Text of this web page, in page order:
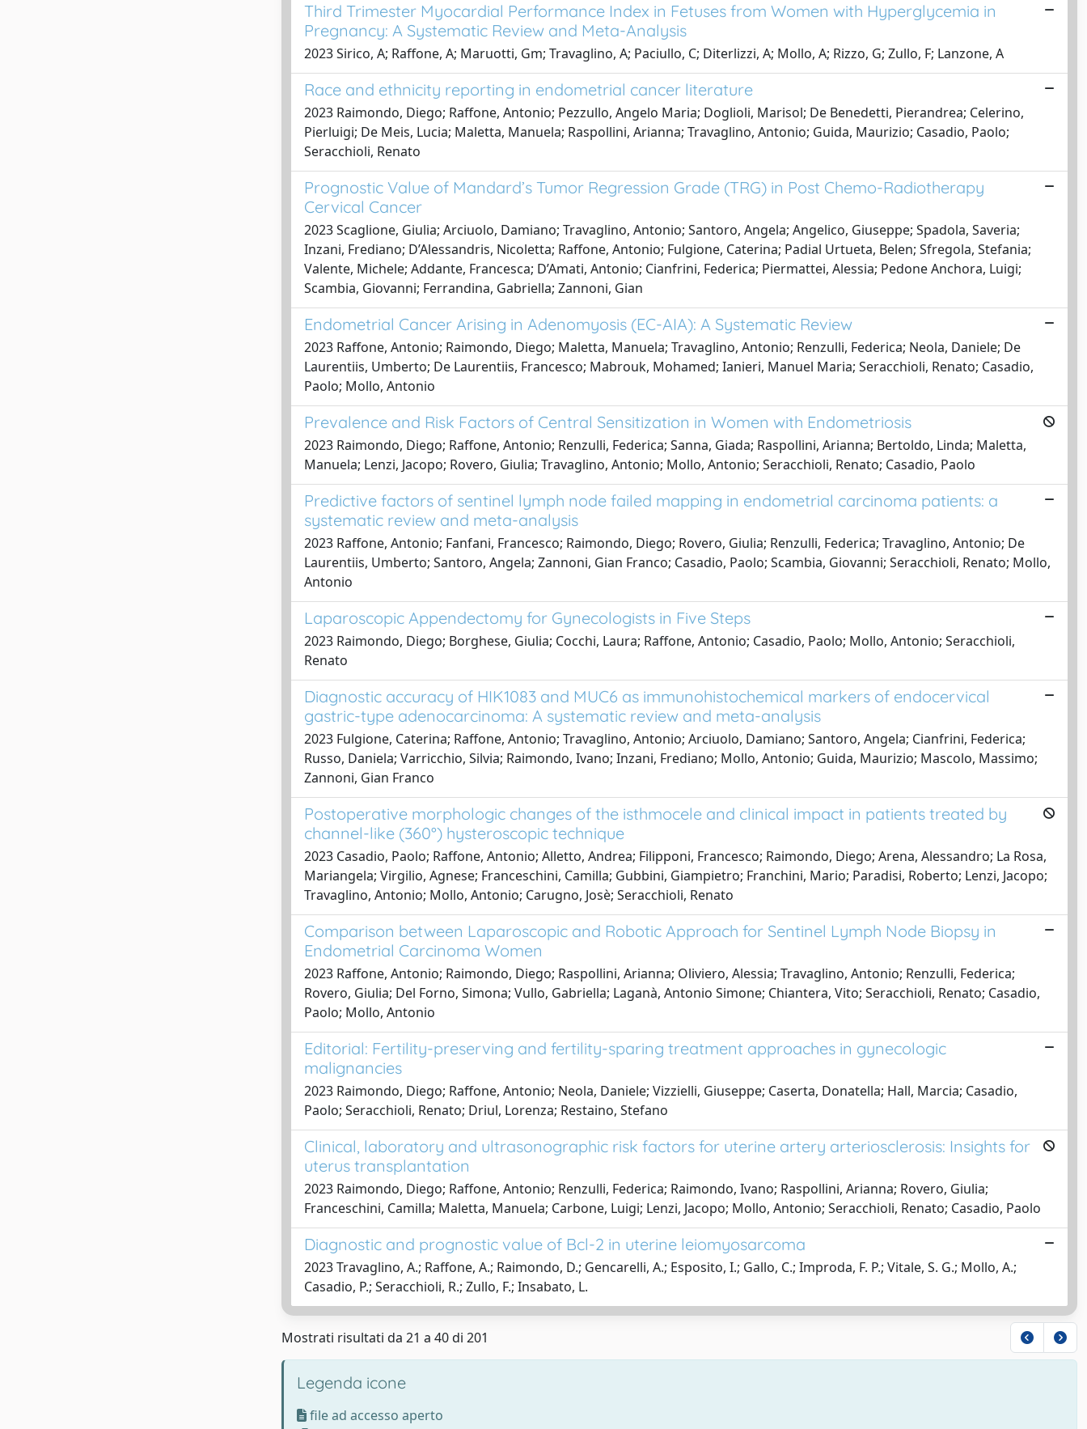
Third Trimester Myocardial Performance Index in Fetuses from Women with Hyperglycemia in
Pregnancy: A Systematic Review and Meta-Analysis
2023 Sirico, A; Raffone, A; Maruotti, Gm; Travaglino, A; Paciullo, C; Diterlizzi, A; Mollo, A; Rizzo, G; Zullo, F; Lanzone, A
Race and ethnicity reporting in endometrial cancer literature
2023 Raimondo, Diego; Raffone, Antonio; Pezzullo, Angelo Maria; Doglioli, Marisol; De Benedetti, Pierandrea; Celerino,
Pierluigi; De Meis, Lucia; Maletta, Manuela; Raspollini, Arianna; Travaglino, Antonio; Guida, Maurizio; Casadio, Paolo;
Seracchioli, Renato
Prognostic Value of Mandard’s Tumor Regression Grade (TRG) in Post Chemo-Radiotherapy
Cervical Cancer
2023 Scaglione, Giulia; Arciuolo, Damiano; Travaglino, Antonio; Santoro, Angela; Angelico, Giuseppe; Spadola, Saveria;
Inzani, Frediano; D’Alessandris, Nicoletta; Raffone, Antonio; Fulgione, Caterina; Padial Urtueta, Belen; Sfregola, Stefania;
Valente, Michele; Addante, Francesca; D’Amati, Antonio; Cianfrini, Federica; Piermattei, Alessia; Pedone Anchora, Luigi;
Scambia, Giovanni; Ferrandina, Gabriella; Zannoni, Gian
Endometrial Cancer Arising in Adenomyosis (EC-AIA): A Systematic Review
2023 Raffone, Antonio; Raimondo, Diego; Maletta, Manuela; Travaglino, Antonio; Renzulli, Federica; Neola, Daniele; De
Laurentiis, Umberto; De Laurentiis, Francesco; Mabrouk, Mohamed; Ianieri, Manuel Maria; Seracchioli, Renato; Casadio,
Paolo; Mollo, Antonio
Prevalence and Risk Factors of Central Sensitization in Women with Endometriosis
2023 Raimondo, Diego; Raffone, Antonio; Renzulli, Federica; Sanna, Giada; Raspollini, Arianna; Bertoldo, Linda; Maletta,
Manuela; Lenzi, Jacopo; Rovero, Giulia; Travaglino, Antonio; Mollo, Antonio; Seracchioli, Renato; Casadio, Paolo
Predictive factors of sentinel lymph node failed mapping in endometrial carcinoma patients: a
systematic review and meta-analysis
2023 Raffone, Antonio; Fanfani, Francesco; Raimondo, Diego; Rovero, Giulia; Renzulli, Federica; Travaglino, Antonio; De
Laurentiis, Umberto; Santoro, Angela; Zannoni, Gian Franco; Casadio, Paolo; Scambia, Giovanni; Seracchioli, Renato; Mollo,
Antonio
Laparoscopic Appendectomy for Gynecologists in Five Steps
2023 Raimondo, Diego; Borghese, Giulia; Cocchi, Laura; Raffone, Antonio; Casadio, Paolo; Mollo, Antonio; Seracchioli,
Renato
Diagnostic accuracy of HIK1083 and MUC6 as immunohistochemical markers of endocervical
gastric-type adenocarcinoma: A systematic review and meta-analysis
2023 Fulgione, Caterina; Raffone, Antonio; Travaglino, Antonio; Arciuolo, Damiano; Santoro, Angela; Cianfrini, Federica;
Russo, Daniela; Varricchio, Silvia; Raimondo, Ivano; Inzani, Frediano; Mollo, Antonio; Guida, Maurizio; Mascolo, Massimo;
Zannoni, Gian Franco
Postoperative morphologic changes of the isthmocele and clinical impact in patients treated by
channel-like (360°) hysteroscopic technique
2023 Casadio, Paolo; Raffone, Antonio; Alletto, Andrea; Filipponi, Francesco; Raimondo, Diego; Arena, Alessandro; La Rosa,
Mariangela; Virgilio, Agnese; Franceschini, Camilla; Gubbini, Giampietro; Franchini, Mario; Paradisi, Roberto; Lenzi, Jacopo;
Travaglino, Antonio; Mollo, Antonio; Carugno, Josè; Seracchioli, Renato
Comparison between Laparoscopic and Robotic Approach for Sentinel Lymph Node Biopsy in
Endometrial Carcinoma Women
2023 Raffone, Antonio; Raimondo, Diego; Raspollini, Arianna; Oliviero, Alessia; Travaglino, Antonio; Renzulli, Federica;
Rovero, Giulia; Del Forno, Simona; Vullo, Gabriella; Laganà, Antonio Simone; Chiantera, Vito; Seracchioli, Renato; Casadio,
Paolo; Mollo, Antonio
Editorial: Fertility-preserving and fertility-sparing treatment approaches in gynecologic
malignancies
2023 Raimondo, Diego; Raffone, Antonio; Neola, Daniele; Vizzielli, Giuseppe; Caserta, Donatella; Hall, Marcia; Casadio,
Paolo; Seracchioli, Renato; Driul, Lorenza; Restaino, Stefano
Clinical, laboratory and ultrasonographic risk factors for uterine artery arteriosclerosis: Insights for
uterus transplantation
2023 Raimondo, Diego; Raffone, Antonio; Renzulli, Federica; Raimondo, Ivano; Raspollini, Arianna; Rovero, Giulia;
Franceschini, Camilla; Maletta, Manuela; Carbone, Luigi; Lenzi, Jacopo; Mollo, Antonio; Seracchioli, Renato; Casadio, Paolo
Diagnostic and prognostic value of Bcl-2 in uterine leiomyosarcoma
2023 Travaglino, A.; Raffone, A.; Raimondo, D.; Gencarelli, A.; Esposito, I.; Gallo, C.; Improda, F. P.; Vitale, S. G.; Mollo, A.;
Casadio, P.; Seracchioli, R.; Zullo, F.; Insabato, L.
Mostrati risultati da 21 a 40 di 201
Legenda icone
file ad accesso aperto